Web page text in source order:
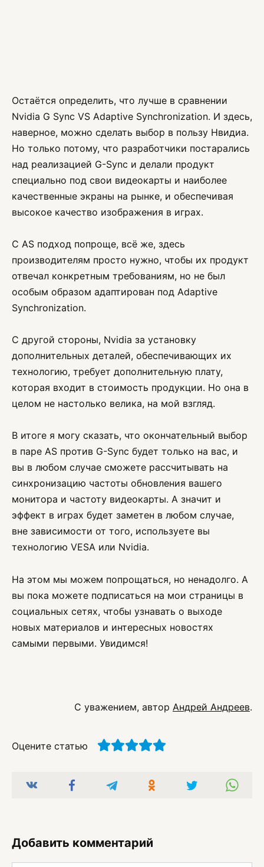
Остаётся определить, что лучше в сравнении
Nvidia G Sync VS Adaptive Synchronization. И здесь,
наверное, можно сделать выбор в пользу Нвидиа.
Но только потому, что разработчики постарались
над реализацией G-Sync и делали продукт
специально под свои видеокарты и наиболее
качественные экраны на рынке, и обеспечивая
высокое качество изображения в играх.
С AS подход попроще, всё же, здесь
производителям просто нужно, чтобы их продукт
отвечал конкретным требованиям, но не был
особым образом адаптирован под Adaptive
Synchronization.
С другой стороны, Nvidia за установку
дополнительных деталей, обеспечивающих их
технологию, требует дополнительную плату,
которая входит в стоимость продукции. Но она в
целом не настолько велика, на мой взгляд.
В итоге я могу сказать, что окончательный выбор
в паре AS против G-Sync будет только на вас, и
вы в любом случае сможете рассчитывать на
синхронизацию частоты обновления вашего
монитора и частоту видеокарты. А значит и
эффект в играх будет заметен в любом случае,
вне зависимости от того, используете вы
технологию VESA или Nvidia.
На этом мы можем попрощаться, но ненадолго. А
вы пока можете подписаться на мои страницы в
социальных сетях, чтобы узнавать о выходе
новых материалов и интересных новостях
самыми первыми. Увидимся!
С уважением, автор Андрей Андреев.
Оцените статью
Добавить комментарий